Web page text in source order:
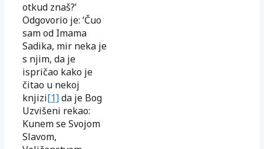
otkud znaš?’
Odgovorio je: ‘Čuo
sam od Imama
Sadika, mir neka je
s njim, da je
ispričao kako je
čitao u nekoj
knjizi[1]da je Bog
Uzvišeni rekao:
Kunem se Svojom
Slavom,